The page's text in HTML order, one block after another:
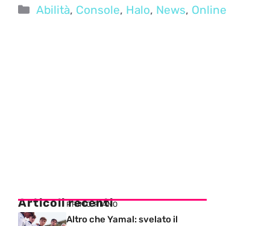
Categorie
Abilità, Console, Halo, News, Online
Articoli recenti
PRIMO PIANO
Altro che Yamal: svelato il